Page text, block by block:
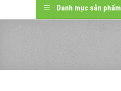
Danh mục sản phẩm